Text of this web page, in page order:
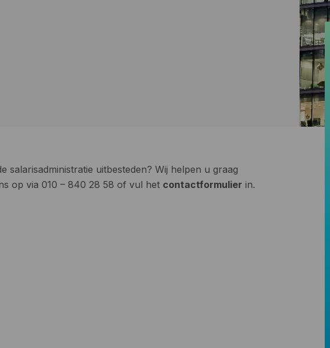
salarisadministratie uitbesteden? Wij helpen u graag
op via 010 – 840 28 58 of vul het contactformulier in.